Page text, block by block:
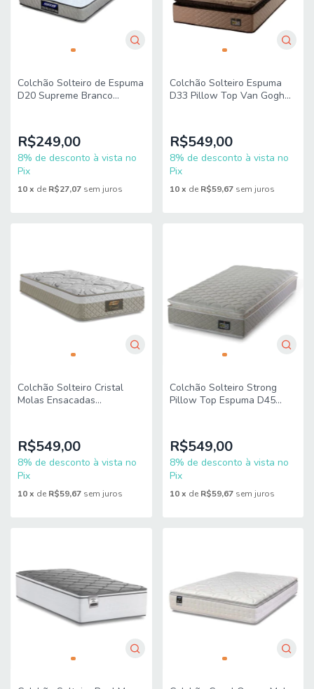
Colchão Solteiro de Espuma
D20 Supreme Branco
R$249,00
8% de desconto à vista no
Pix
10x de R$27,07 sem juros
Colchão Solteiro Espuma
D33 Pillow Top Van Gogh
R$549,00
8% de desconto à vista no
Pix
10 x de R$59,67 sem juros
Colchão Solteiro Cristal
Molas Ensacadas
R$549,00
8% de desconto à vista no
Pix
10x de R$59,67 sem juros
Colchão Solteiro Strong
Pillow Top Espuma D45
Pessoa
R$549,00
8% de desconto à vista no
Pix
10 x de R$59,67 sem juros